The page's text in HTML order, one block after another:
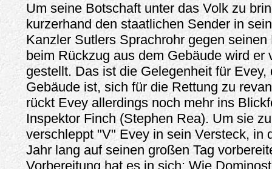
Um seine Botschaft unter das Volk zu
kurzerhand den staatlichen Sender in
Kanzler Sutlers Sprachrohr gegen seinen
beim Rückzug aus dem Gebäude wird er
gestellt. Das ist die Gelegenheit für Evey,
Gebäude ist, sich für die Rettung zu
rückt Evey allerdings noch mehr ins
Inspektor Finch (Stephen Rea). Um sie
verschleppt "V" Evey in sein Versteck, in
Jahr lang auf seinen großen Tag
Vorbereitung hat es in sich: Wie